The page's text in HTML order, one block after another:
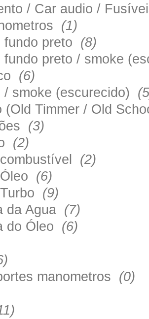
/ Car audio /
(1)
fundo preto (8)
fundo preto / smoke
(6)
/ smoke (escurecido)
(Old Timmer / Old
(3)
(2)
(2)
(6)
(9)
da Agua (7)
do Óleo (6)
manometros (0)